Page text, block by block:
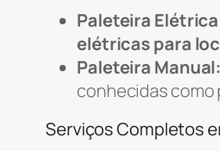
Paleteira
elétricas para
Paleteira Manual:
conhecidas
Serviços Completos